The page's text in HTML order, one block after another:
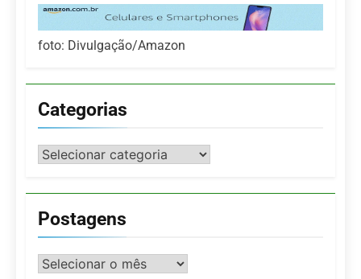
foto: Divulgação/Amazon
Categorias
Categorias
Postagens
Postagens